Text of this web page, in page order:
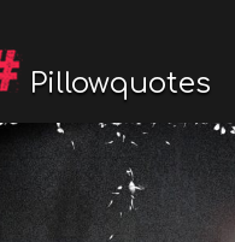
Pillowquotes